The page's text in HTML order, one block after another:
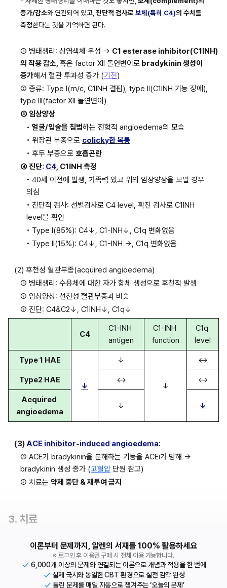
증가/감소와 연관되어 있고, 진단적 검사로 보체(특히 C4)의 수치를
측정한다는 것을 기억하면 된다.
① 병태생리: 상염색체 우성 → C1 esterase inhibitor(C1INH)
의 작용 감소, 혹은 factor XII 돌연변이로 bradykinin 생성이
증가해서 혈관 투과성 증가 (기전)
② 종류: Type I(m/c, C1INH 결핍), type II(C1INH 기능 장애),
type III(factor XII 돌연변이)
③ 임상양상
• 얼굴/입술을 침범하는 전형적 angioedema의 모습
• 위장관 부종으로 colicky한 복통
• 후두 부종으로 호흡곤란
④ 진단: C4, C1INH 측정
• 40세 이전에 발생, 가족력 있고 위의 임상양상을 보일 경우
의심
• 진단적 검사: 선별검사로 C4 level, 확진 검사로 C1INH
level을 확인
• Type I(85%): C4↓, C1-INH↓, C1q 변화없음
• Type II(15%): C4↓, C1-INH →, C1q 변화없음
(2) 후천성 혈관부종(acquired angioedema)
① 병태생리: 수용체에 대한 자가 항체 생성으로 후천적 발생
② 임상양상: 선천성 혈관부종과 비슷
③ 진단: C4&C2↓, C1INH↓, C1q↓
C4
C1-INH
antigen
C1-INH
function
C1q
level
Type 1 HAE
↓
↓
↓
↔
Type2 HAE ↔ ↔
Acquired
angioedema
↓ ↓
(3) ACE inhibitor-induced angioedema:
① ACE가 bradykinin을 분해하는 기능을 ACEi가 방해 →
bradykinin 생성 증가 (고혈압 단원 참고)
② 치료는 약제 중단 & 재투여 금지
3. 치료
이론부터 문제까지, 알렌의 서재를 100% 활용하세요
※ 로그인 후 이용권 구매 시 전체 이용 가능합니다.
6,000개 이상의 문제와 연결되는 이론으로 개념과 적용을 한 번에
실제 국시와 동일한 CBT 환경으로 실전 감각 완성
틀린 문제를 매일 자동으로 챙겨주는 ‘오늘의 문제’